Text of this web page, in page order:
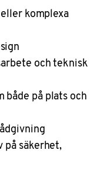
komplexa
och teknisk
både på plats och
på säkerhet,